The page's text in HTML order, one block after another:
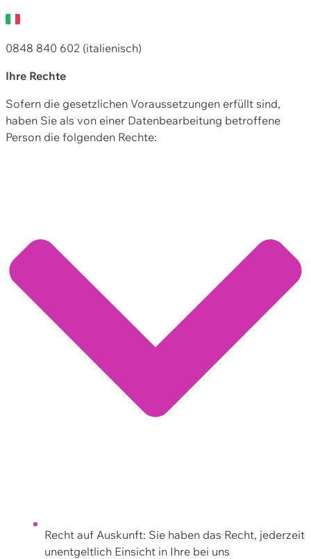
0848 840 602 (italienisch)
Ihre Rechte
Sofern die gesetzlichen Voraussetzungen erfüllt sind,
haben Sie als von einer Datenbearbeitung betroffene
Person die folgenden Rechte:
Recht auf Auskunft: Sie haben das Recht, jederzeit
unentgeltlich Einsicht in Ihre bei uns